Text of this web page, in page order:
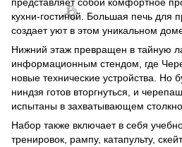
кухни-гостиной. Большая печь для
создает уют в этом уникальном
Нижний этаж превращен в тайную
информационным стендом, где
новые технические устройства. Но
ниндзя готов вторгнуться, и
испытаны в захватывающем
Набор также включает в себя
тренировок, рампу, катапульту,